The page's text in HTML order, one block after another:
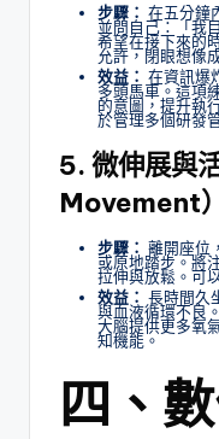
步驟： 在五分鐘
並問自己：「我
希望在接下來的
允許，閉眼想像
效益： 在資訊爆
多頭馬車。這項
的意圖，提升執
於管理多個研發
5. 微伸展與
Movement）
步驟： 離開座位
或原地踏步。將
拉伸與放鬆。可
效益： 長時間久
與血液循環不良
大腦提供更多氧
知機能。
四、